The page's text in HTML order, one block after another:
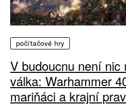
počítačové hry
V budoucnu není nic
válka: Warhammer
mariňáci a krajní